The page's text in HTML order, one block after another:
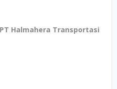
Halmahera Transportasi